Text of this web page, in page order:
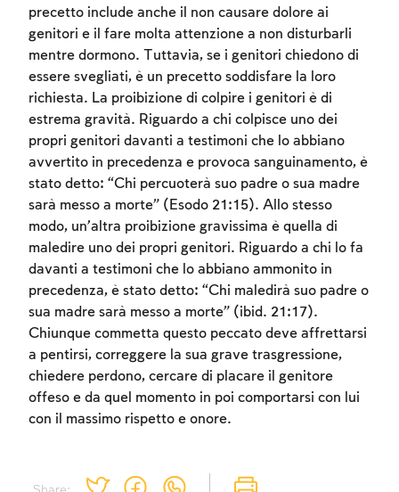
precetto include anche il non causare dolore ai
genitori e il fare molta attenzione a non disturbarli
mentre dormono. Tuttavia, se i genitori chiedono di
essere svegliati, è un precetto soddisfare la loro
richiesta. La proibizione di colpire i genitori è di
estrema gravità. Riguardo a chi colpisce uno dei
propri genitori davanti a testimoni che lo abbiano
avvertito in precedenza e provoca sanguinamento, è
stato detto: “Chi percuoterà suo padre o sua madre
sarà messo a morte” (Esodo 21:15). Allo stesso
modo, un’altra proibizione gravissima è quella di
maledire uno dei propri genitori. Riguardo a chi lo fa
davanti a testimoni che lo abbiano ammonito in
precedenza, è stato detto: “Chi maledirà suo padre o
sua madre sarà messo a morte” (ibid. 21:17).
Chiunque commetta questo peccato deve affrettarsi
a pentirsi, correggere la sua grave trasgressione,
chiedere perdono, cercare di placare il genitore
offeso e da quel momento in poi comportarsi con lui
con il massimo rispetto e onore.
Account required
To mark concepts as learned, you'll need
to create an account or log in.
Sign up Login